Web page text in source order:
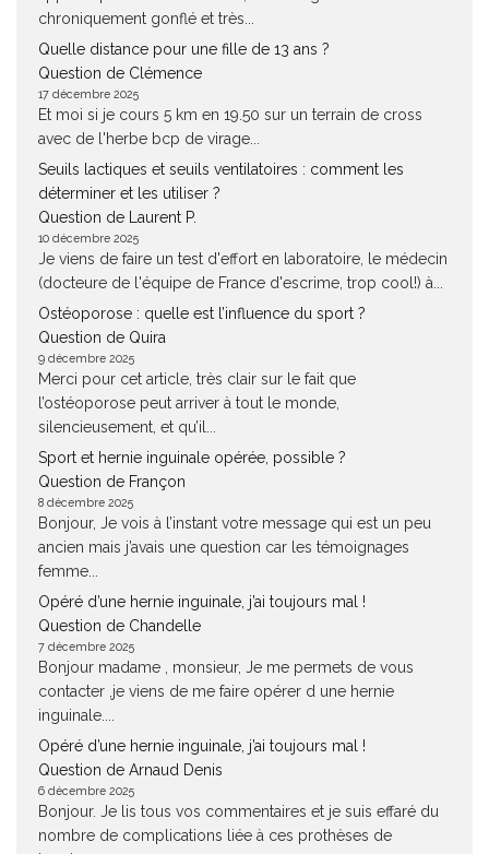
chroniquement gonflé et très...
Quelle distance pour une fille de 13 ans ?
Question de Clémence
17 décembre 2025
Et moi si je cours 5 km en 19.50 sur un terrain de cross
avec de l'herbe bcp de virage...
Seuils lactiques et seuils ventilatoires : comment les
déterminer et les utiliser ?
Question de Laurent P.
10 décembre 2025
Je viens de faire un test d'effort en laboratoire, le médecin
(docteure de l'équipe de France d'escrime, trop cool!) à...
Ostéoporose : quelle est l’influence du sport ?
Question de Quira
9 décembre 2025
Merci pour cet article, très clair sur le fait que
l’ostéoporose peut arriver à tout le monde,
silencieusement, et qu’il...
Sport et hernie inguinale opérée, possible ?
Question de Françon
8 décembre 2025
Bonjour, Je vois à l’instant votre message qui est un peu
ancien mais j’avais une question car les témoignages
femme...
Opéré d’une hernie inguinale, j’ai toujours mal !
Question de Chandelle
7 décembre 2025
Bonjour madame , monsieur, Je me permets de vous
contacter ,je viens de me faire opérer d une hernie
inguinale....
Opéré d’une hernie inguinale, j’ai toujours mal !
Question de Arnaud Denis
6 décembre 2025
Bonjour. Je lis tous vos commentaires et je suis effaré du
nombre de complications liée à ces prothèses de